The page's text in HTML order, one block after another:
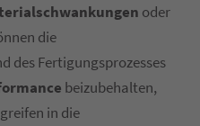
oder
die
des Fertigungsprozesses
beizubehalten,
in die